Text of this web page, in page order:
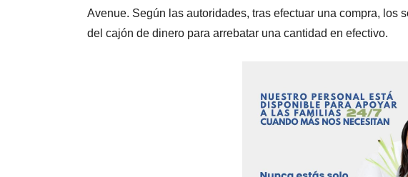
Avenue. Según las autoridades, tras efectuar una compra, los
del cajón de dinero para arrebatar una cantidad en efectivo.